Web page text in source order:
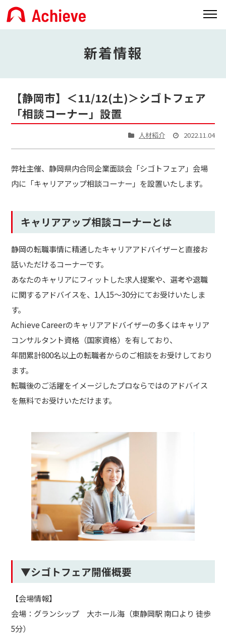
新着情報
【静岡市】＜11/12(土)＞シゴトフェア
「相談コーナー」設置
人材紹介 2022.11.04
弊社主催、静岡県内合同企業面談会「シゴトフェア」会場
内に「キャリアアップ相談コーナー」を設置いたします。
キャリアアップ相談コーナーとは
静岡の転職事情に精通したキャリアアドバイザーと直接お
話いただけるコーナーです。
あなたのキャリアにフィットした求人提案や、選考や退職
に関するアドバイスを、1人15～30分にてお受けいたしま
す。
Achieve Careerのキャリアアドバイザーの多くはキャリア
コンサルタント資格（国家資格）を有しており、
年間累計800名以上の転職者からのご相談をお受けしており
ます。
転職後のご活躍をイメージしたプロならではのアドバイス
を無料でお受けいただけます。
▼シゴトフェア開催概要
【会場情報】
会場：グランシップ 大ホール海（東静岡駅 南口より 徒歩
5分）